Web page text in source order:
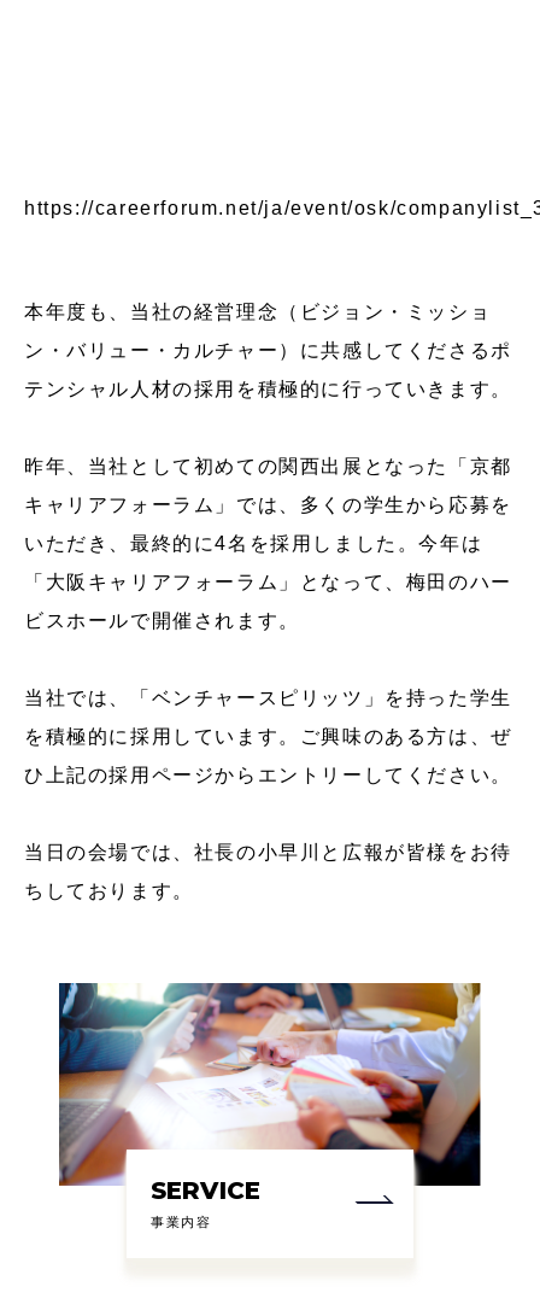
https://careerforum.net/ja/event/osk/
本年度も、当社の経営理念（ビジョン・ミッショ
ン・バリュー・カルチャー）に共感してくださるポ
テンシャル人材の採用を積極的に行っていきます。
昨年、当社として初めての関西出展となった「京都
キャリアフォーラム」では、多くの学生から応募を
いただき、最終的に4名を採用しました。今年は
「大阪キャリアフォーラム」となって、梅田のハー
ビスホールで開催されます。
当社では、「ベンチャースピリッツ」を持った学生
を積極的に採用しています。ご興味のある方は、ぜ
ひ上記の採用ページからエントリーしてください。
当日の会場では、社長の小早川と広報が皆様をお待
ちしております。
SERVICE
事業内容